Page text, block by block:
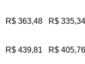
R$ 363,48 R$ 335,34
R$ 439,81 R$ 405,76